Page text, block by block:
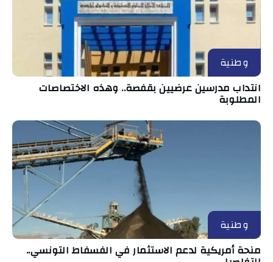
وطنية
انتداب مدرسين عرضيين بقفصة.. وهذه الاختصاصات
المطلوبة
وطنية
منحة أمريكية لدعم الاستثمار في الفسفاط التونسي..